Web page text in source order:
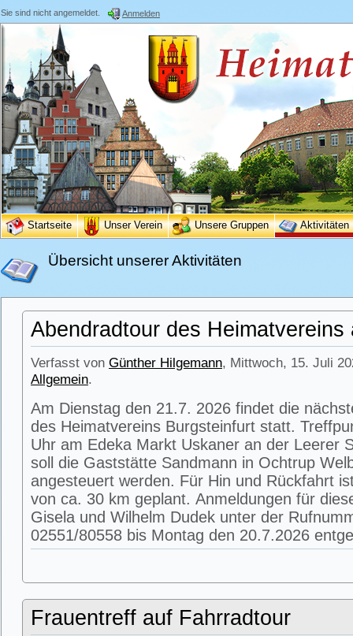
Sie sind nicht angemeldet. Anmelden
Startseite Unser Verein Unsere Gruppen Aktivitäten
Übersicht unserer Aktivitäten
Abendradtour des Heimatvereins
Verfasst von Günther Hilgemann, Mittwoch, 15. Juli
Allgemein.
Am Dienstag den 21.7. 2026 findet die
des Heimatvereins Burgsteinfurt statt.
Uhr am Edeka Markt Uskaner an der Leerer
soll die Gaststätte Sandmann in Ochtrup
angesteuert werden. Für Hin und Rückfahrt
von ca. 30 km geplant. Anmeldungen für
Gisela und Wilhelm Dudek unter der
02551/80558 bis Montag den 20.7.2026
Frauentreff auf Fahrradtour